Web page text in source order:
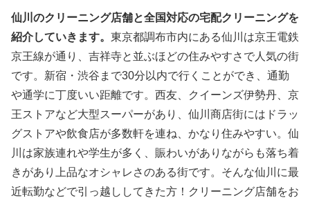
仙川のクリーニング店舗と全国対応の宅配クリーニングを
紹介していきます。 東京都調布市内にある仙川は京王電鉄
京王線が通り、吉祥寺と並ぶほどの住みやすさで人気の街
です。新宿・渋谷まで30分以内で行くことができ、通勤
や通学に丁度いい距離です。西友、クイーンズ伊勢丹、京
王ストアなど大型スーパーがあり、仙川商店街にはドラッ
グストアや飲食店が多数軒を連ね、かなり住みやすい。仙
川は家族連れや学生が多く、賑わいがありながらも落ち着
きがあり上品なオシャレさのある街です。そんな仙川に最
近転勤などで引っ越ししてきた方！クリーニング店舗をお